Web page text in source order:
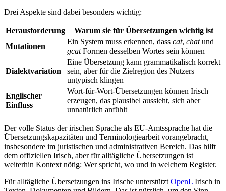
Drei Aspekte sind dabei besonders wichtig:
Herausforderung
Warum sie für Übersetzungen wichtig ist
Mutationen
Ein System muss erkennen, dass cat, chatund
gcatFormen desselben Wortes sein können
Dialektvariation
Eine Übersetzung kann grammatikalisch korrekt
sein, aber für die Zielregion des Nutzers
untypisch klingen
Englischer
Einfluss
Wort-für-Wort-Übersetzungen können Irisch
erzeugen, das plausibel aussieht, sich aber
unnatürlich anfühlt
Der volle Status der irischen Sprache als EU-Amtssprache hat die
Übersetzungskapazitäten und Terminologiearbeit vorangebracht,
insbesondere im juristischen und administrativen Bereich. Das hilft
dem offiziellen Irisch, aber für alltägliche Übersetzungen ist
weiterhin Kontext nötig: Wer spricht, wo und in welchem Register.
Für alltägliche Übersetzungen ins Irische unterstützt OpenL Irisch in